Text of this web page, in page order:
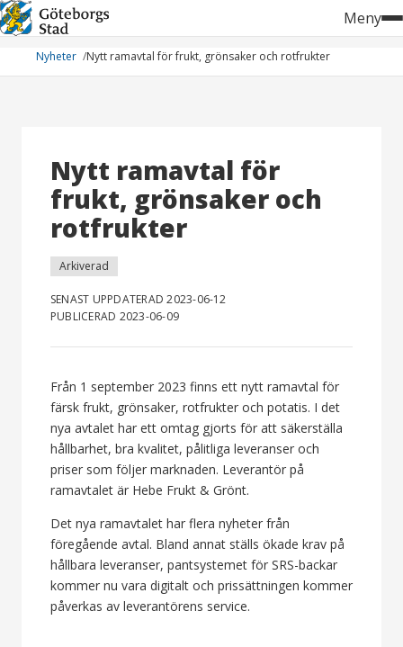
Hoppa
till
innehåll
Meny
Nyheter Nytt ramavtal för frukt, grönsaker och rotfrukter
Nytt ramavtal för
frukt, grönsaker och
rotfrukter
Arkiverad
SENAST UPPDATERAD 2023-06-12
PUBLICERAD 2023-06-09
Från 1 september 2023 finns ett nytt ramavtal för
färsk frukt, grönsaker, rotfrukter och potatis. I det
nya avtalet har ett omtag gjorts för att säkerställa
hållbarhet, bra kvalitet, pålitliga leveranser och
priser som följer marknaden. Leverantör på
ramavtalet är Hebe Frukt & Grönt.
Det nya ramavtalet har flera nyheter från
föregående avtal. Bland annat ställs ökade krav på
hållbara leveranser, pantsystemet för SRS-backar
kommer nu vara digitalt och prissättningen kommer
påverkas av leverantörens service.